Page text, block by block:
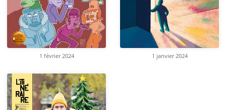
1 février 2024 1 janvier 2024